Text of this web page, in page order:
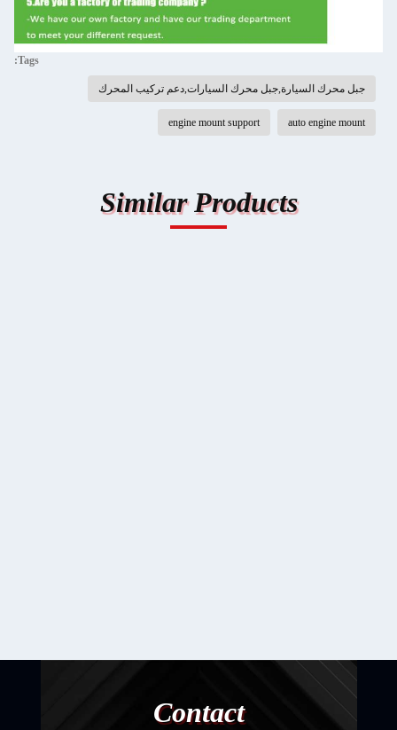
Tags:
جبل محرك السيارة,جبل محرك السيارات,دعم تركيب المحرك
auto engine mount
engine mount support
Similar Products
Contact